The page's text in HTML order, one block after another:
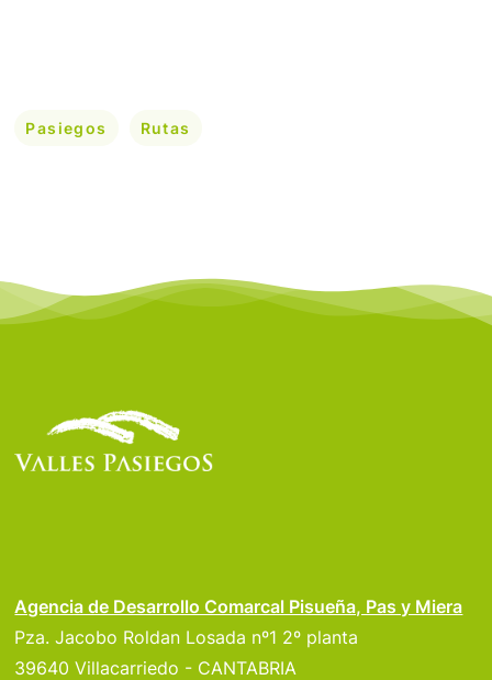
Pasiegos Rutas
Agencia de Desarrollo Comarcal Pisueña, Pas y Miera
Pza. Jacobo Roldan Losada nº1 2º planta
39640 Villacarriedo - CANTABRIA